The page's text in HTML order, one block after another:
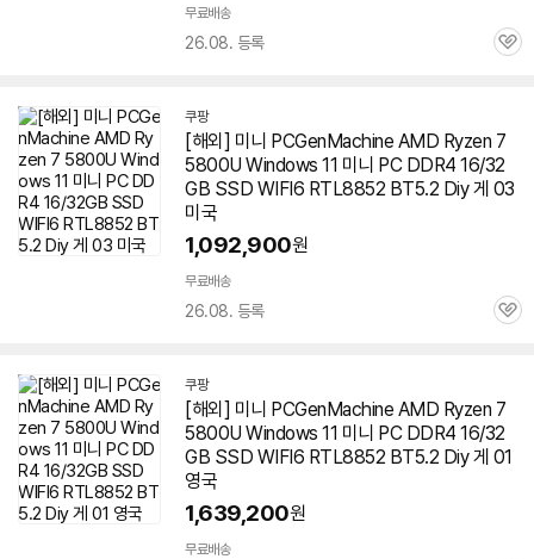
무료배송
26.08. 등록
관
쿠팡
[해외] 미니 PCGenMachine AMD Ryzen 7
5800U Windows 11 미니 PC DDR4 16/32
GB SSD WIFI6 RTL8852 BT5.2 Diy 게 03
미국
1,092,900원
무료배송
26.08. 등록
관
쿠팡
[해외] 미니 PCGenMachine AMD Ryzen 7
5800U Windows 11 미니 PC DDR4 16/32
GB SSD WIFI6 RTL8852 BT5.2 Diy 게 01
영국
1,639,200원
무료배송